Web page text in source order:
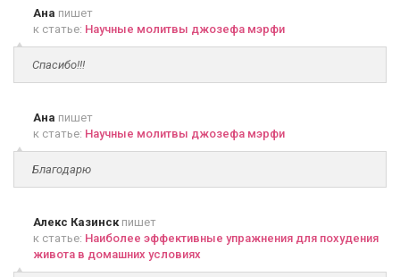
Ана пишет
к статье: Научные молитвы джозефа мэрфи
Спасибо!!!
Ана пишет
к статье: Научные молитвы джозефа мэрфи
Благодарю
Алекс Казинскпишет
к статье: Наиболее эффективные упражнения для похудения
живота в домашних условиях